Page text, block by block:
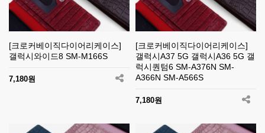
[크로커베이직다이어리케이스]
갤럭시와이드8 SM-M166S
7,180원
[크로커베이직다이어리케이스]
갤럭시A37 5G 갤럭시A36 5G 갤
럭시퀀텀6 SM-A376N SM-
A366N SM-A566S
7,180원